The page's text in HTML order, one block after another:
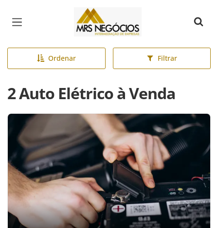
Página inicial
Ordenar Filtrar
2 Auto Elétrico à Venda